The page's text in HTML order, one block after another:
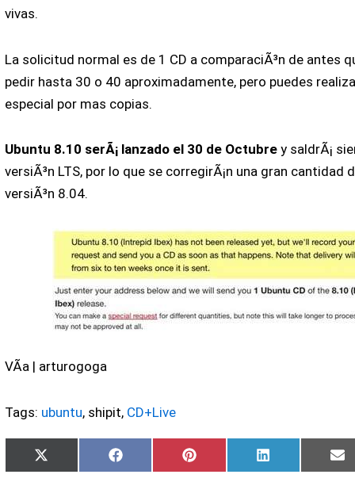
vivas.
La solicitud normal es de 1 CD a comparaciÃ³n de antes
pedir hasta 30 o 40 aproximadamente, pero puedes
especial por mas copias.
Ubuntu 8.10 serÃ¡ lanzado el 30 de Octubrey saldrÃ¡
versiÃ³n LTS, por lo que se corregirÃ¡n una gran cantidad
versiÃ³n 8.04.
VÃ­a | arturogoga
Tags: ubuntu, shipit, CD+Live
Compartir
en
X
(Twitter)
Compartir
en
Facebook
Compartir
en
Pinterest
Compartir
en
LinkedIn